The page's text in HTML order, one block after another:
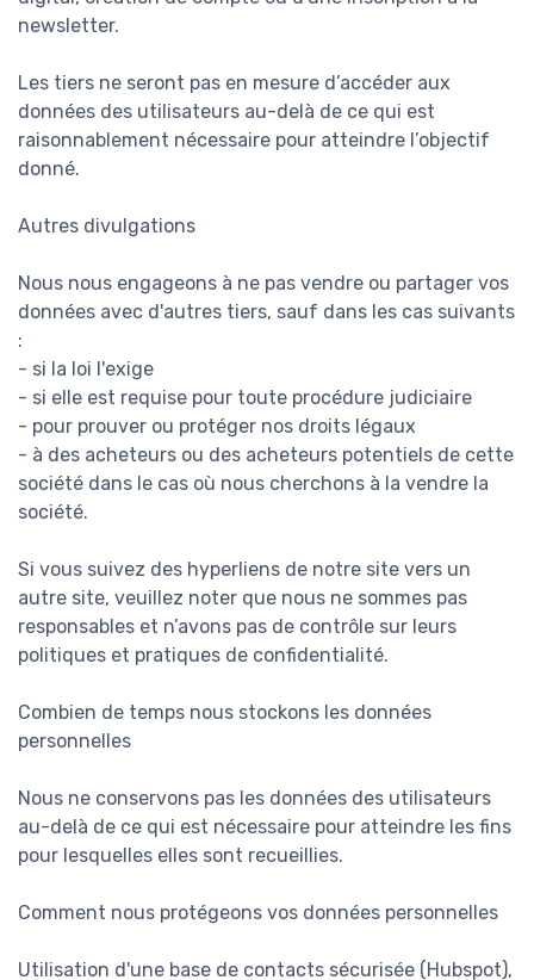
newsletter.
Les tiers ne seront pas en mesure d’accéder aux
données des utilisateurs au-delà de ce qui est
raisonnablement nécessaire pour atteindre l’objectif
donné.
Autres divulgations
Nous nous engageons à ne pas vendre ou partager vos
données avec d'autres tiers, sauf dans les cas suivants
:
- si la loi l'exige
- si elle est requise pour toute procédure judiciaire
- pour prouver ou protéger nos droits légaux
- à des acheteurs ou des acheteurs potentiels de cette
société dans le cas où nous cherchons à la vendre la
société.
Si vous suivez des hyperliens de notre site vers un
autre site, veuillez noter que nous ne sommes pas
responsables et n’avons pas de contrôle sur leurs
politiques et pratiques de confidentialité.
Combien de temps nous stockons les données
personnelles
Nous ne conservons pas les données des utilisateurs
au-delà de ce qui est nécessaire pour atteindre les fins
pour lesquelles elles sont recueillies.
Comment nous protégeons vos données personnelles
Utilisation d'une base de contacts sécurisée (Hubspot),